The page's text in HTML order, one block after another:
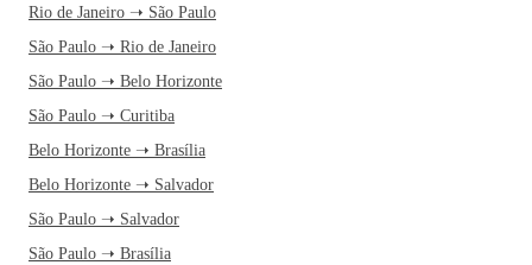
Rio de Janeiro ➝ São Paulo
São Paulo ➝ Rio de Janeiro
São Paulo ➝ Belo Horizonte
São Paulo ➝ Curitiba
Belo Horizonte ➝ Brasília
Belo Horizonte ➝ Salvador
São Paulo ➝ Salvador
São Paulo ➝ Brasília